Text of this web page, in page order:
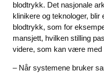
blodtrykk. Det nasjonale
klinikere og teknologer,
blodtrykk, som for
mansjett, hvilken stilling
videre, som kan være med
– Når systemene bruker